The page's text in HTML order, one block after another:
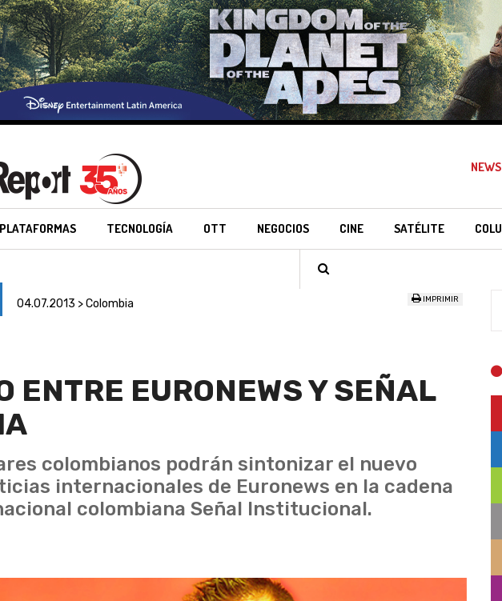
PLATAFORMAS TECNOLOGÍA OTT NEGOCIOS CINE SATÉLITE
04.07.2013 > Colombia IMPRIMIR
ENTRE EURONEWS Y SEÑAL
colombianos podrán sintonizar el nuevo
internacionales de Euronews en la cadena
colombiana Señal Institucional.